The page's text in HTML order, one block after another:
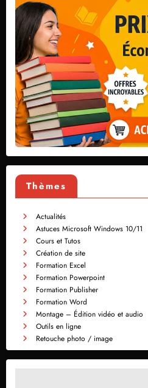
Thèmes
Actualités
Astuces Microsoft Windows 10/11
Cours et Tutos
Création de site
Formation Excel
Formation Powerpoint
Formation Publisher
Formation Word
Montage – Édition vidéo et audio
Outils en ligne
Retouche photo / image